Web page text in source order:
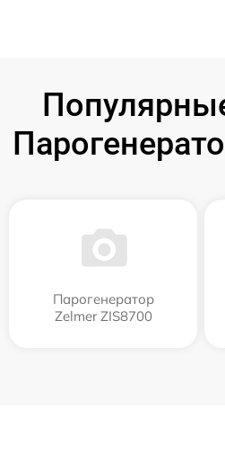
Парогенератор
Zelmer ZIS8700